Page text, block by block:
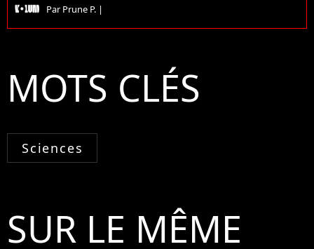
ParPrune P. |
MOTS CLÉS
Sciences
SUR LE MÊME